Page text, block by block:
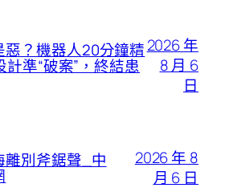
？機器人20分鐘精
計準“破案”，終結患
2026 年
8 月 6
日
離別斧鋸聲_中
2026 年 8
月 6 日